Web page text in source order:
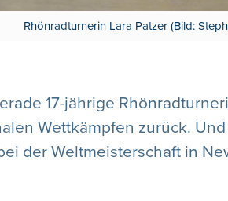
Rhönradturnerin Lara Patzer (Bild:
17-jährige
Wettkämpfen zurück.
der Weltmeisterschaft in